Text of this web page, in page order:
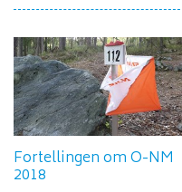
Fortellingen om O-NM
2018